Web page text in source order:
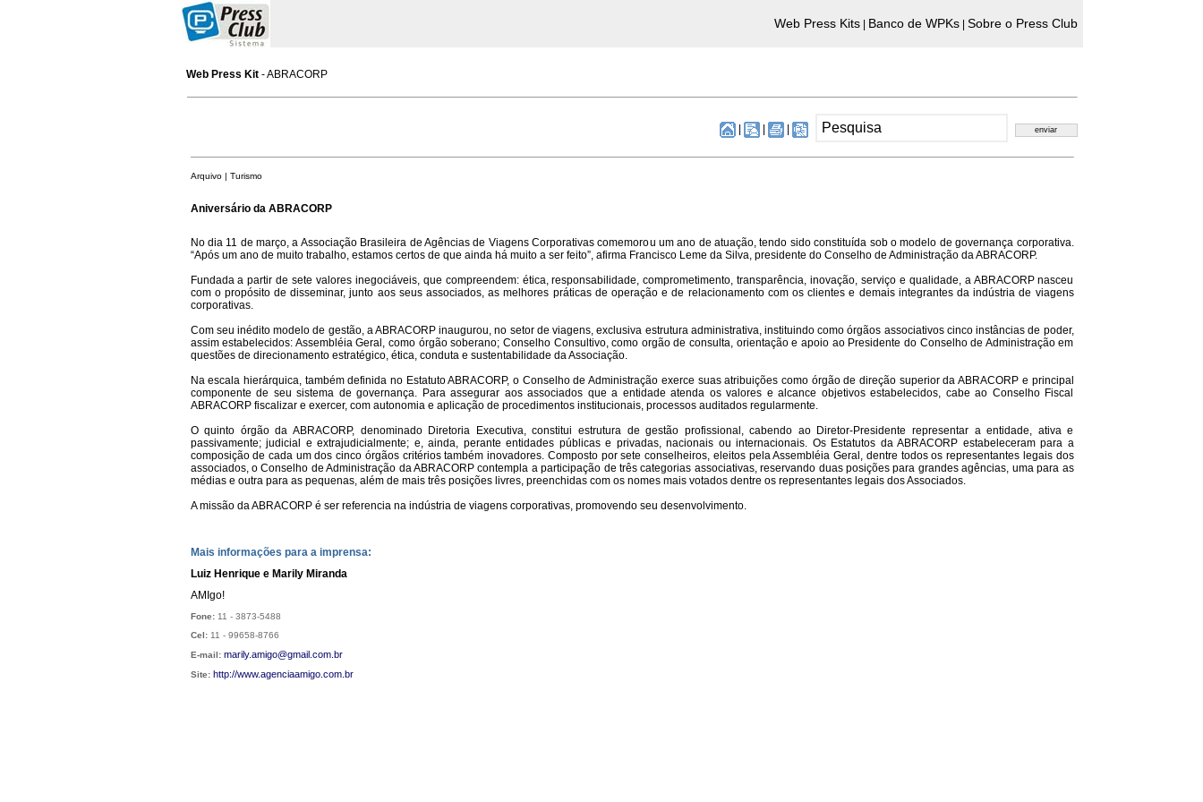
Web Press Kits Banco de WPKs Sobre o Press Club
Web Press Kit - ABRACORP
Arquivo | Turismo
Aniversário da ABRACORP
No dia 11 de março, a Associação Brasileira de Agências de Viagens Corporativas comemorou um ano de atuação, tendo sido constituída sob o modelo de governança corporativa.
“Após um ano de muito trabalho, estamos certos de que ainda há muito a ser feito”, afirma Francisco Leme da Silva, presidente do Conselho de Administração da ABRACORP.
Fundada a partir de sete valores inegociáveis, que compreendem: ética, responsabilidade, comprometimento, transparência, inovação, serviço e qualidade, a ABRACORP nasceu
com o propósito de disseminar, junto aos seus associados, as melhores práticas de operação e de relacionamento com os clientes e demais integrantes da indústria de viagens
corporativas.
Com seu inédito modelo de gestão, a ABRACORP inaugurou, no setor de viagens, exclusiva estrutura administrativa, instituindo como órgãos associativos cinco instâncias de poder,
assim estabelecidos: Assembléia Geral, como órgão soberano; Conselho Consultivo, como orgão de consulta, orientação e apoio ao Presidente do Conselho de Administração em
questões de direcionamento estratégico, ética, conduta e sustentabilidade da Associação.
Na escala hierárquica, também definida no Estatuto ABRACORP, o Conselho de Administração exerce suas atribuições como órgão de direção superior da ABRACORP e principal
componente de seu sistema de governança. Para assegurar aos associados que a entidade atenda os valores e alcance objetivos estabelecidos, cabe ao Conselho Fiscal
ABRACORP fiscalizar e exercer, com autonomia e aplicação de procedimentos institucionais, processos auditados regularmente.
O quinto órgão da ABRACORP, denominado Diretoria Executiva, constitui estrutura de gestão profissional, cabendo ao Diretor-Presidente representar a entidade, ativa e
passivamente; judicial e extrajudicialmente; e, ainda, perante entidades públicas e privadas, nacionais ou internacionais. Os Estatutos da ABRACORP estabeleceram para a
composição de cada um dos cinco órgãos critérios também inovadores. Composto por sete conselheiros, eleitos pela Assembléia Geral, dentre todos os representantes legais dos
associados, o Conselho de Administração da ABRACORP contempla a participação de três categorias associativas, reservando duas posições para grandes agências, uma para as
médias e outra para as pequenas, além de mais três posições livres, preenchidas com os nomes mais votados dentre os representantes legais dos Associados.
A missão da ABRACORP é ser referencia na indústria de viagens corporativas, promovendo seu desenvolvimento.
Mais informações para a imprensa:
Luiz Henrique e Marily Miranda
AMIgo!
Fone: 11 - 3873-5488
Cel:11 - 99658-8766
E-mail: marily.amigo@gmail.com.br
Site: http://www.agenciaamigo.com.br